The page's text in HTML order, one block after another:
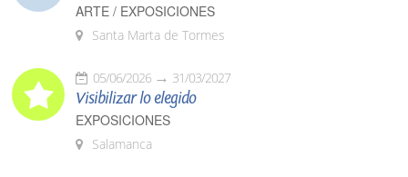
ARTE / EXPOSICIONES
Santa Marta de Tormes
05/06/2026 31/03/2027
Visibilizar lo elegido
EXPOSICIONES
Salamanca